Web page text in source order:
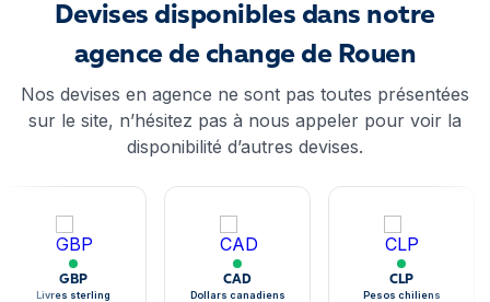
Devises disponibles dans notre
agence de change de Rouen
Nos devises en agence ne sont pas toutes présentées
sur le site, n’hésitez pas à nous appeler pour voir la
disponibilité d’autres devises.
GBP
Livres sterling
CAD
Dollars canadiens
CLP
Pesos chiliens